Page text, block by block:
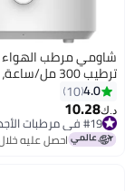
ترطيب 300 مل/
عن بُعد
4.0
10
د.ك‏10.28
#19 في مرطبات الأجهزة الكبيرة
باقي 1 وحدات في المخزون
تم بيع +10 مؤخرًا
احصل عليه